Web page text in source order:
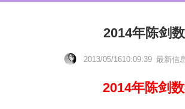
2014年陈剑
2013/05/1610:09:39 最新信
2014年陈剑